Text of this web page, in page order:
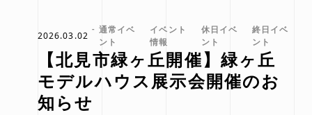
2026.03.02
通常イベ
ント
イベント
情報
休日イベ
ント
終日イベ
ント
【北見市緑ヶ丘開催】緑ヶ丘
モデルハウス展示会開催のお
知らせ
規格住宅
-シエロ・
ソーレ-
お知
イベ
ント